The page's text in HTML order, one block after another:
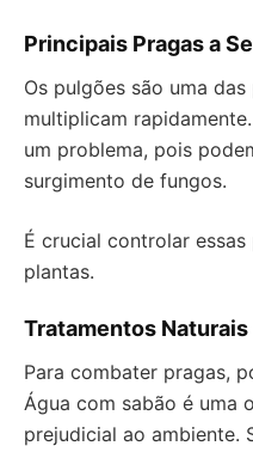
Principais Pragas a
Os pulgões são uma
multiplicam
um problema, pois
surgimento de fungos.
É crucial controlar
plantas.
Tratamentos
Para combater pragas,
Água com sabão é uma
prejudicial ao ambiente.